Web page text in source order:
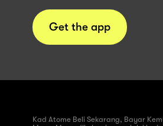
Get the app
Kad Atome Beli Sekarang, Bayar